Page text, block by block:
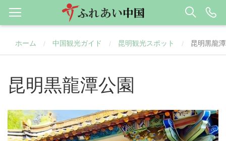
ホーム / 中国観光ガイド / 昆明観光スポット / 昆明黒龍
昆明黒龍潭公園